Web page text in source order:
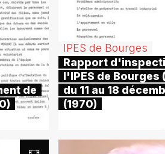
de
IPES de Bourges
Rapport
l'IPES de Bourges
du 11 au 18
(1970)